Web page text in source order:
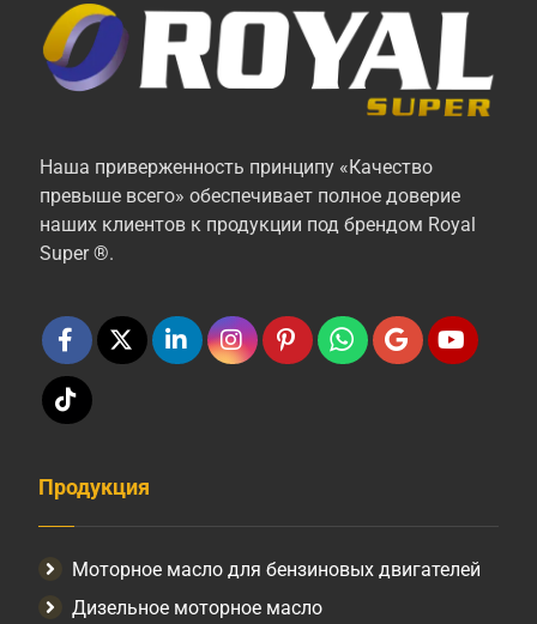
Наша приверженность принципу «Качество
превыше всего» обеспечивает полное доверие
наших клиентов к продукции под брендом Royal
Super ®.
Продукция
Моторное масло для бензиновых двигателей
Дизельное моторное масло